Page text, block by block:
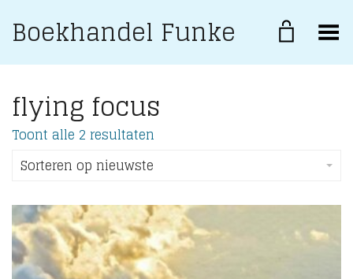
Boekhandel Funke Toggle Menu
flying focus
Toont alle 2 resultaten
Sorteren op nieuwste